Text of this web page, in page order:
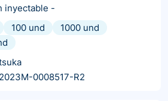
inyectable -
100 und
1000 und
0008517-R2